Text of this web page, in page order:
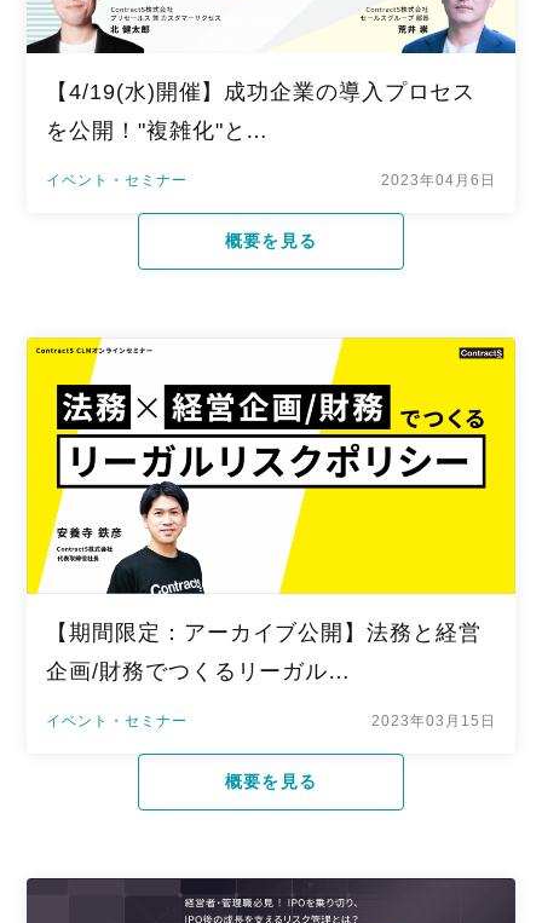
【4/19(水)開催】成功企業の導入プロセス
を公開！"複雑化"と…
イベント・セミナー 2023年04月6日
概要を見る
【期間限定：アーカイブ公開】法務と経営
企画/財務でつくるリーガル…
イベント・セミナー 2023年03月15日
概要を見る